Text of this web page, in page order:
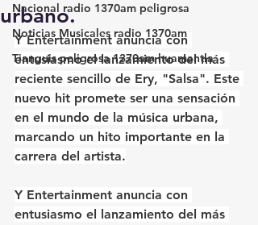
Nacional radio 1370am peligrosa
Noticias Musicales radio 1370am
Tianguis peligrosa 1370am huamantla
urbano.
Y Entertainment anuncia con
entusiasmo el lanzamiento del más
reciente sencillo de Ery, "Salsa". Este
nuevo hit promete ser una sensación
en el mundo de la música urbana,
marcando un hito importante en la
carrera del artista.
Y Entertainment anuncia con
entusiasmo el lanzamiento del más